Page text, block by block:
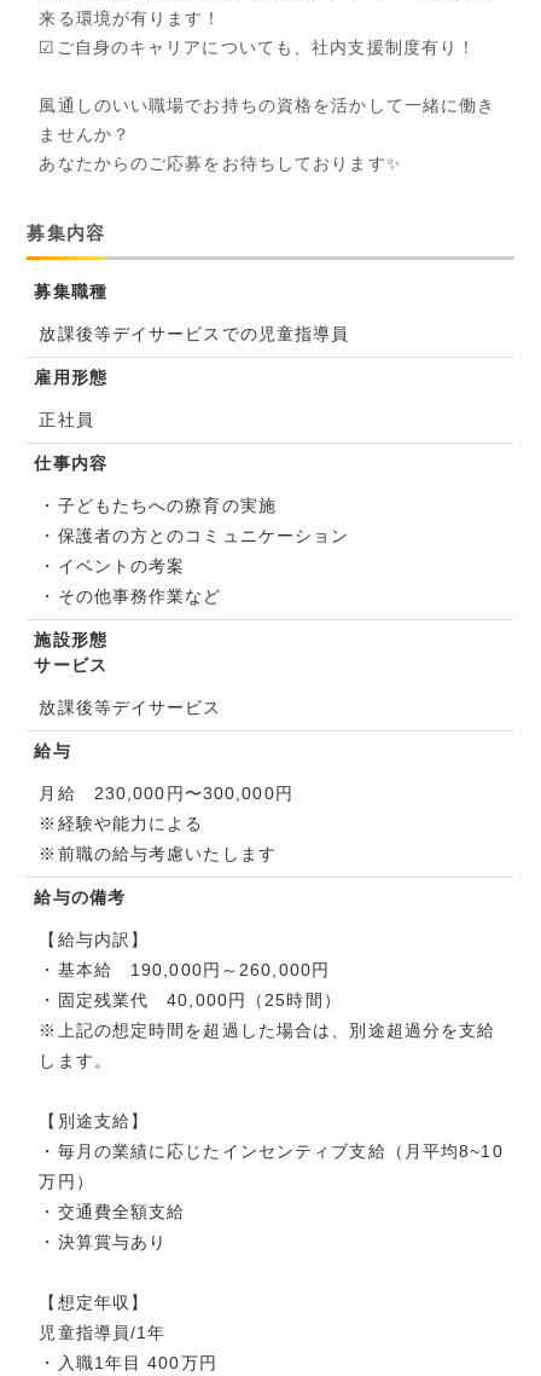
来る環境が有ります！
☑ご自身のキャリアについても、社内支援制度有り！
風通しのいい職場でお持ちの資格を活かして一緒に働き
ませんか？
あなたからのご応募をお待ちしております✨
募集内容
募集職種
放課後等デイサービスでの児童指導員
雇用形態
正社員
仕事内容
・子どもたちへの療育の実施
・保護者の方とのコミュニケーション
・イベントの考案
・その他事務作業など
施設形態
サービス
放課後等デイサービス
給与
月給 230,000円〜300,000円
※経験や能力による
※前職の給与考慮いたします
給与の備考
【給与内訳】
・基本給 190,000円～260,000円
・固定残業代 40,000円（25時間）
※上記の想定時間を超過した場合は、別途超過分を支給
します。
【別途支給】
・毎月の業績に応じたインセンティブ支給（月平均8~10
万円）
・交通費全額支給
・決算賞与あり
【想定年収】
児童指導員/1年
・入職1年目 400万円